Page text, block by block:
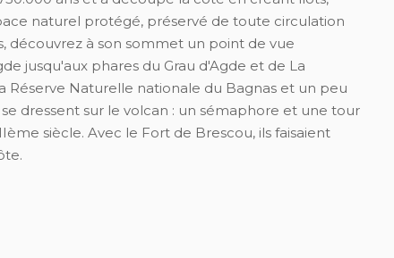
naturel protégé, préservé de toute circulation
découvrez à son sommet un point de vue
jusqu'aux phares du Grau d'Agde et de La
Réserve Naturelle nationale du Bagnas et un peu
dressent sur le volcan : un sémaphore et une tour
siècle. Avec le Fort de Brescou, ils faisaient